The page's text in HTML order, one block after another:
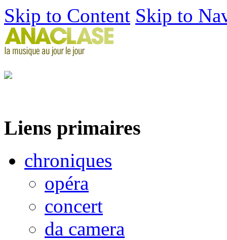
Skip to Content Skip to
Liens primaires
chroniques
opéra
concert
da camera